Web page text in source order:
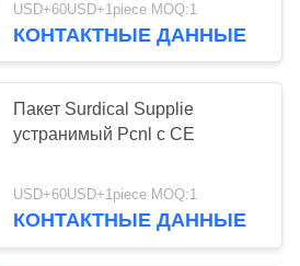
38
USD+60USD+1piece MOQ:1
КОНТАКТНЫЕ ДАННЫЕ
Пакет Surdical Supplie
устранимый Pcnl с CE
USD+60USD+1piece MOQ:1
КОНТАКТНЫЕ ДАННЫЕ